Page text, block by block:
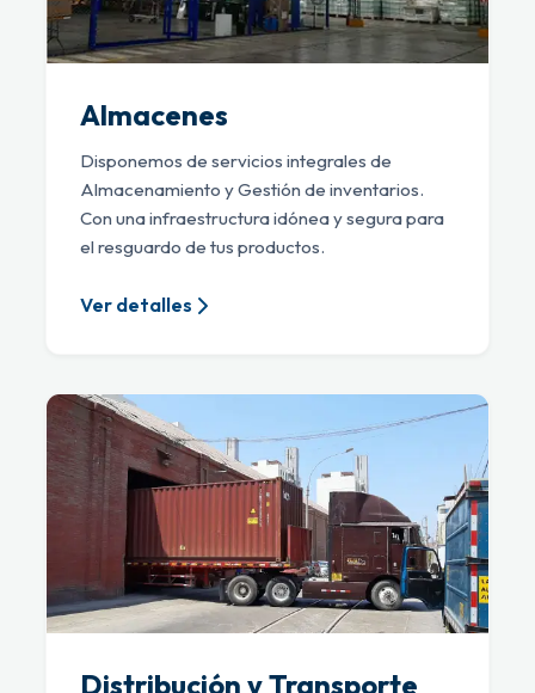
Almacenes
Disponemos de servicios integrales de
Almacenamiento y Gestión de inventarios.
Con una infraestructura idónea y segura para
el resguardo de tus productos.
Ver detalles
Distribución y Transporte